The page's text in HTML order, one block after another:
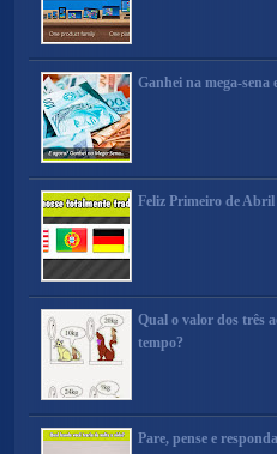
Ganhei na mega-sena
Feliz Primeiro de
Qual o valor dos três
tempo?
Pare, pense e